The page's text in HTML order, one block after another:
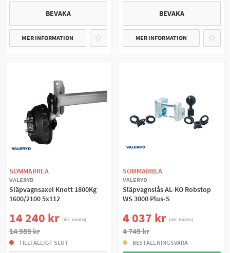
BEVAKA
MER INFORMATION
BEVAKA
MER INFORMATION
SOMMARREA
VALERYD
Släpvagnsaxel Knott 1800Kg
1600/2100 5x112
14 240 kr (ink. moms)
14 989 kr
TILLFÄLLIGT SLUT
SOMMARREA
VALERYD
Släpvagnslås AL-KO Robstop
WS 3000 Plus-S
4 037 kr (ink. moms)
4 749 kr
BESTÄLLNINGSVARA